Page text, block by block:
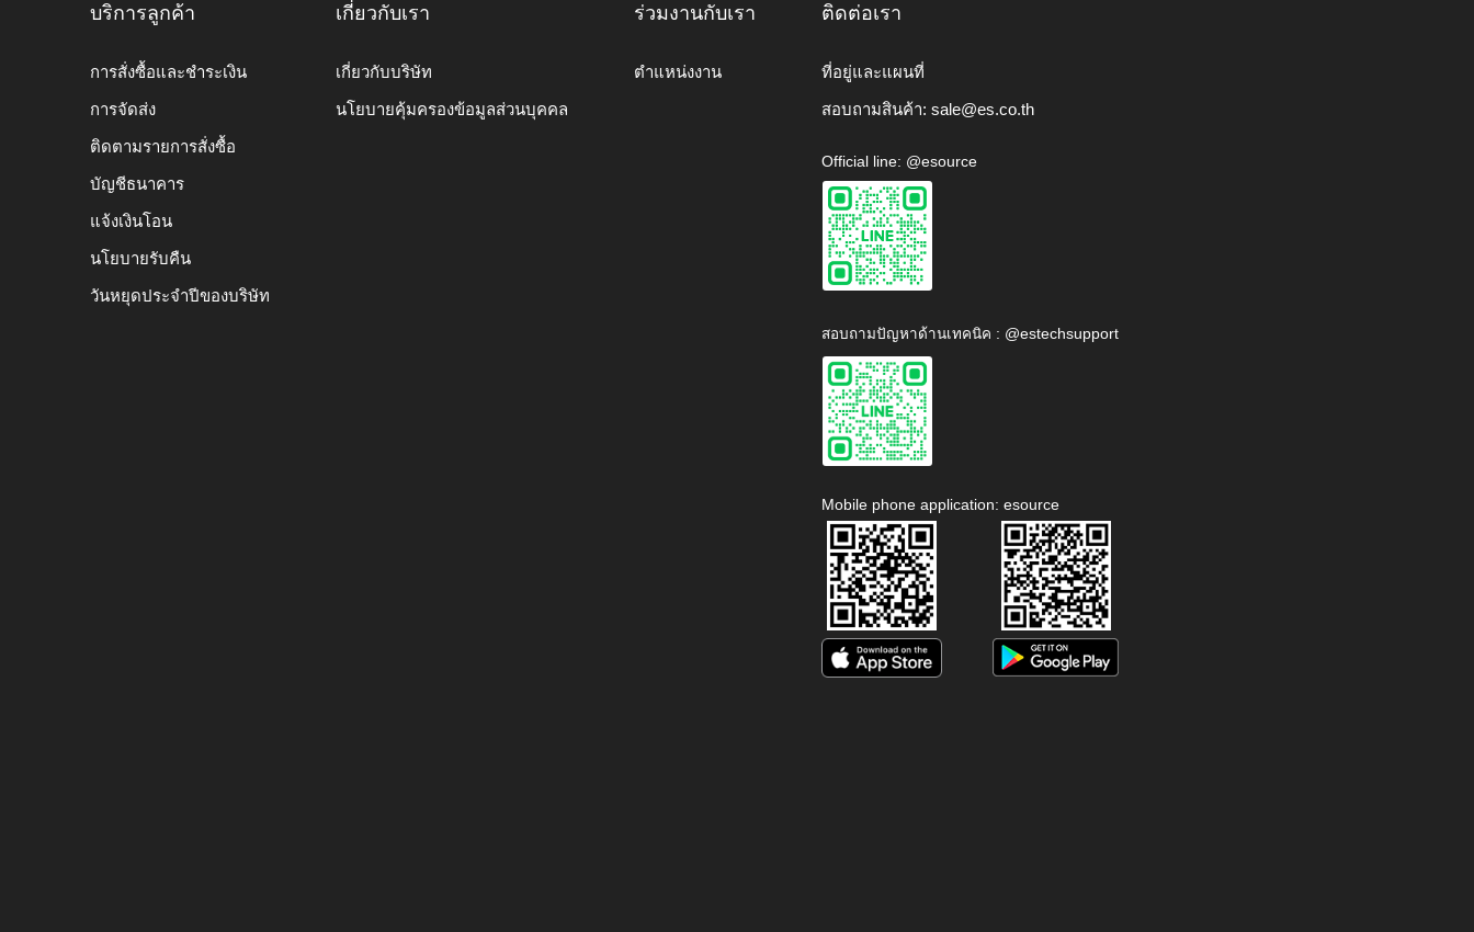
บริการลูกค้า
การสั่งซื้อและชำระเงิน
การจัดส่ง
ติดตามรายการสั่งซื้อ
บัญชีธนาคาร
แจ้งเงินโอน
นโยบายรับคืน
วันหยุดประจำปีของบริษัท
เกี่ยวกับเรา
เกี่ยวกับบริษัท
นโยบายคุ้มครองข้อมูลส่วนบุคคล
ร่วมงานกับเรา
ตำแหน่งงาน
ติดต่อเรา
ที่อยู่และแผนที่
สอบถามสินค้า: sale@es.co.th
Official line: @esource
สอบถามปัญหาด้านเทคนิค : @estechsupport
Mobile phone application: esource